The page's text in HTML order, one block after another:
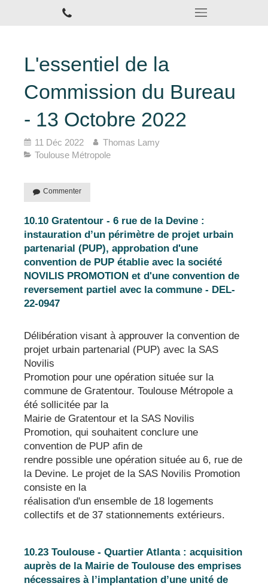
L'essentiel de la
Commission du Bureau
- 13 Octobre 2022
11 Déc 2022
Thomas Lamy
Toulouse Métropole
Commenter
10.10 Gratentour - 6 rue de la Devine :
instauration d’un périmètre de projet urbain
partenarial (PUP), approbation d'une
convention de PUP établie avec la société
NOVILIS PROMOTION et d'une convention de
reversement partiel avec la commune - DEL-
22-0947
Délibération visant à approuver la convention de
projet urbain partenarial (PUP) avec la SAS
Novilis
Promotion pour une opération située sur la
commune de Gratentour. Toulouse Métropole a
été sollicitée par la
Mairie de Gratentour et la SAS Novilis
Promotion, qui souhaitent conclure une
convention de PUP afin de
rendre possible une opération située au 6, rue de
la Devine. Le projet de la SAS Novilis Promotion
consiste en la
réalisation d'un ensemble de 18 logements
collectifs et de 37 stationnements extérieurs.
10.23 Toulouse - Quartier Atlanta : acquisition
auprès de la Mairie de Toulouse des emprises
nécessaires à l’implantation d’une unité de